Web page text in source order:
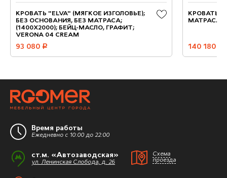
КРОВАТЬ "ELVA" (МЯГКОЕ ИЗГОЛОВЬЕ);
БЕЗ ОСНОВАНИЯ, БЕЗ МАТРАСА;
(1400X2000); БЕЙЦ-МАСЛО, ГРАФИТ;
VERONA 04 CREAM
93 080 руб.
КРОВАТЬ
МАТРАСА;
140 180
Время работы
Ежедневно с 10:00 до 22:00
ст.м. «Автозаводская»
ул. Ленинская Слобода, д. 26
Схема
проезда